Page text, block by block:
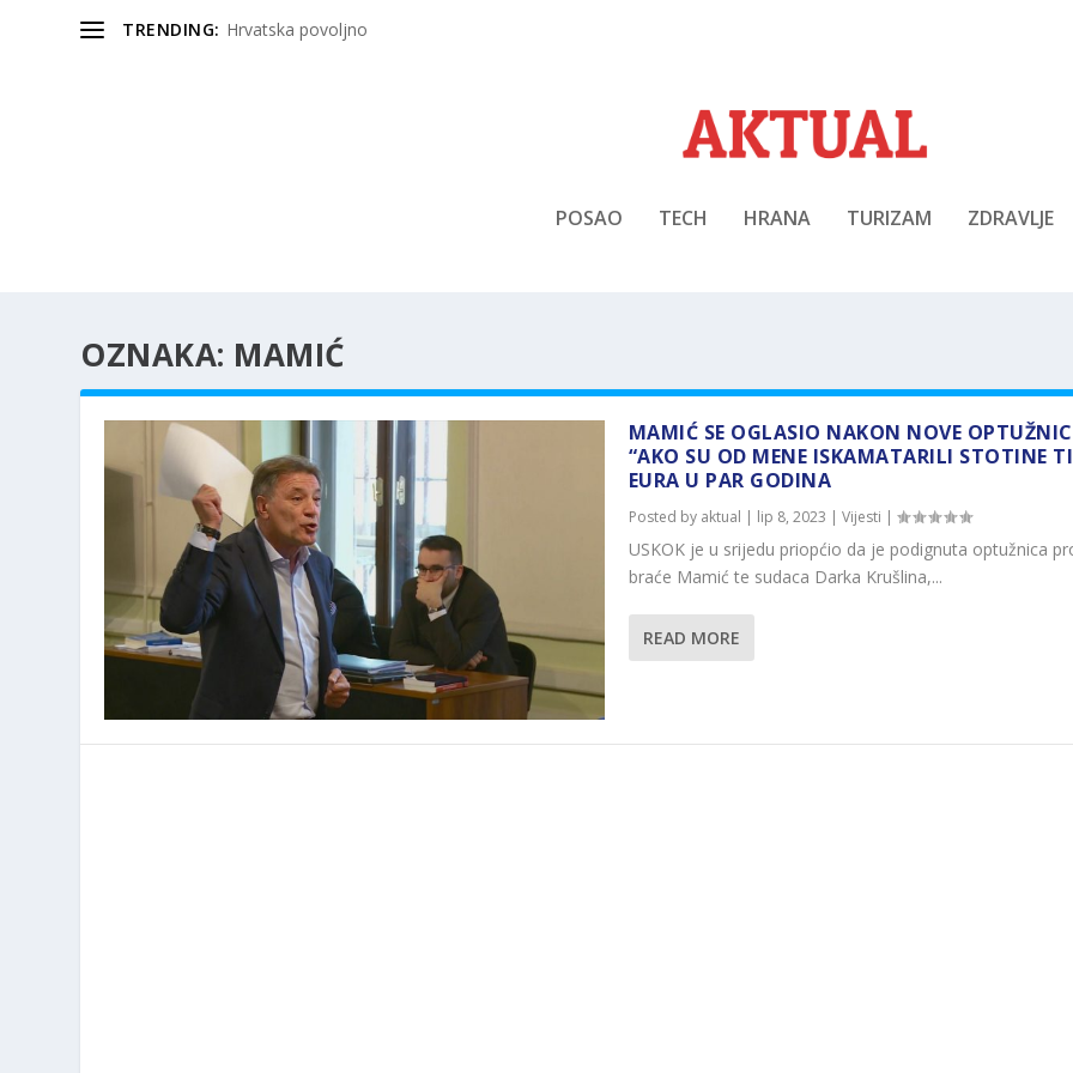
TRENDING: Hrvatska povoljno
POSAO TECH HRANA TURIZAM ZDRAVLJE
OZNAKA: MAMIĆ
MAMIĆ SE OGLASIO NAKON NOVE
“AKO SU OD MENE ISKAMATARILI STOTINE
EURA U PAR GODINA
Posted by aktual | lip 8, 2023 | Vijesti |
USKOK je u srijedu priopćio da je podignuta optužnica
braće Mamić te sudaca Darka Krušlina,...
READ MORE